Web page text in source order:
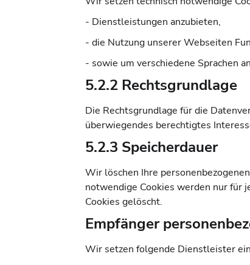
- Dienstleistungen anzubieten,
- die Nutzung unserer Webseiten
- sowie um verschiedene Sprachen
5.2.2 Rechtsgrundlage
Die Rechtsgrundlage für die
überwiegendes berechtigtes
5.2.3 Speicherdauer
Wir löschen Ihre
notwendige Cookies werden nur für
Cookies gelöscht.
Empfänger
Wir setzen folgende Dienstleister